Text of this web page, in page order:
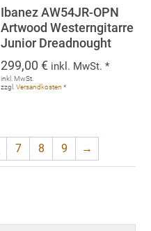
Ibanez AW54JR-OPN
Artwood Westerngitarre
Junior Dreadnought
299,00€ inkl. MwSt. *
inkl. MwSt.
zzgl.Versandkosten *
7 8 9 →